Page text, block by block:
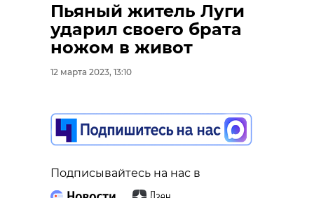
Пьяный житель Луги
ударил своего брата
ножом в живот
12 марта 2023, 13:10
Подписывайтесь на нас в
гуманитарная помощь
сирия землетрясение
Поделиться статьей: